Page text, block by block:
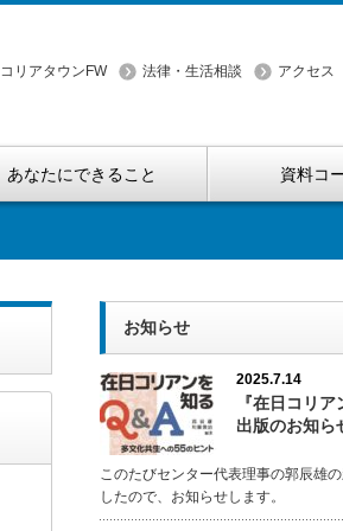
コリアタウンFW 法律・生活相談 アクセス
あなたにできること 資料コ
お知らせ
2025.7.14
『在日コリア
出版のお知ら
このたびセンター代表理事の郭辰雄
したので、お知らせします。